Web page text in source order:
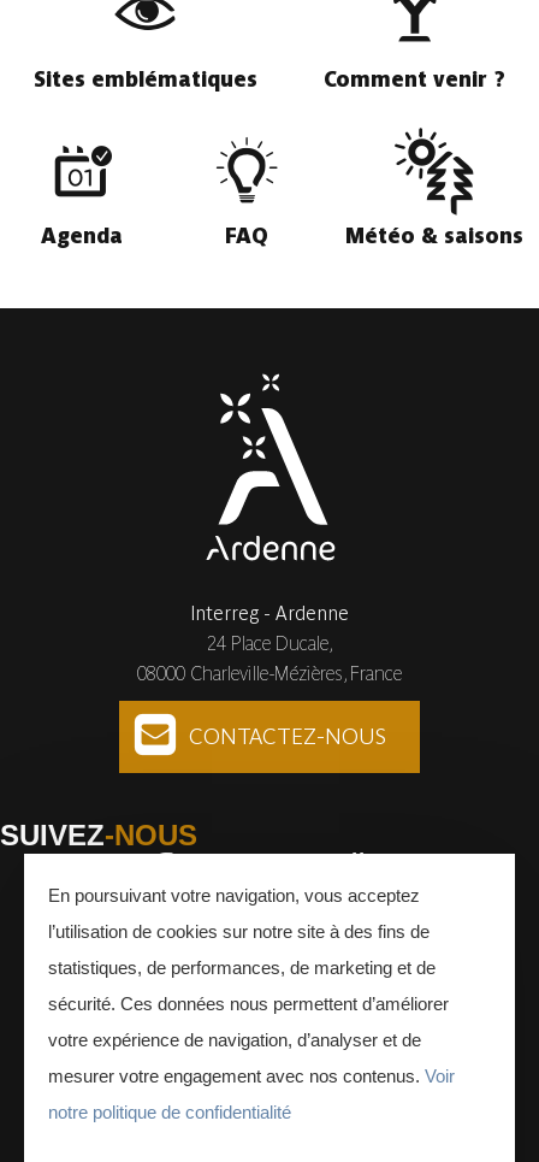
Sites emblématiques Comment venir ?
Agenda FAQ Météo & saisons
Interreg - Ardenne
24 Place Ducale,
08000 Charleville-Mézières, France
CONTACTEZ-NOUS
SUIVEZ-NOUS
Facebook Instagram Youtube
En poursuivant votre navigation, vous acceptez
l’utilisation de cookies sur notre site à des fins de
statistiques, de performances, de marketing et de
sécurité. Ces données nous permettent d’améliorer
votre expérience de navigation, d’analyser et de
mesurer votre engagement avec nos contenus. Voir
notre politique de confidentialité